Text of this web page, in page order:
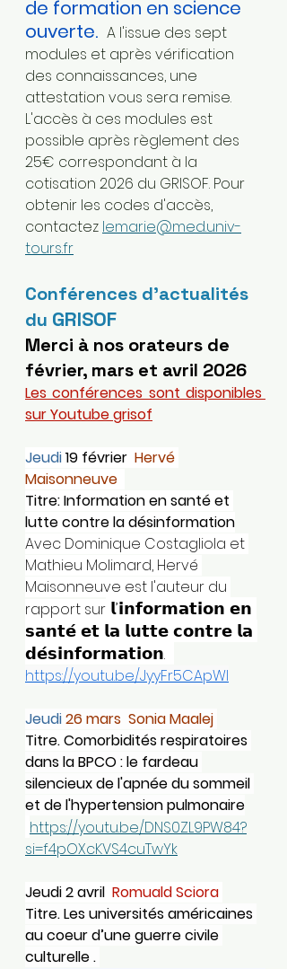
de formation en science
ouverte. A l'issue des sept
modules et après vérification
des connaissances, une
attestation vous sera remise.
L'accès à ces modules est
possible après règlement des
25€ correspondant à la
cotisation 2026 du GRISOF. Pour
obtenir les codes d'accès,
contactez lemarie@med.univ-
tours.fr
Conférences d’actualités
du GRISOF
Merci à nos orateurs de
février, mars et avril 2026
Les conférences sont disponibles
sur Youtube grisof
Jeudi 19 février Hervé
Maisonneuve
Titre: Information en santé et
lutte contre la désinformation
Avec Dominique Costagliola et
Mathieu Molimard, Hervé
Maisonneuve est l'auteur du
rapport sur 𝗹’𝗶𝗻𝗳𝗼𝗿𝗺𝗮𝘁𝗶𝗼𝗻 𝗲𝗻
𝘀𝗮𝗻𝘁𝗲́ 𝗲𝘁 𝗹𝗮 𝗹𝘂𝘁𝘁𝗲 𝗰𝗼𝗻𝘁𝗿𝗲 𝗹𝗮
𝗱𝗲́𝘀𝗶𝗻𝗳𝗼𝗿𝗺𝗮𝘁𝗶𝗼𝗻.
https://youtu.be/JyyFr5CApWI
Jeudi 26 mars  Sonia Maalej
Titre. Comorbidités respiratoires
dans la BPCO : le fardeau
silencieux de l'apnée du sommeil
et de l'hypertension pulmonaire
https://youtu.be/DNS0ZL9PW84?
si=f4pOXcKVS4cuTwYk
Jeudi 2 avril Romuald Sciora
Titre. Les universités américaines
au coeur d’une guerre civile
culturelle .